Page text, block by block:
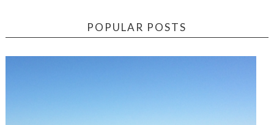
POPULAR POSTS